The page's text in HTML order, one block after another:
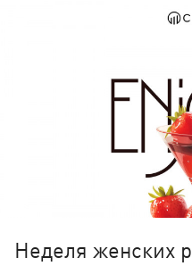
Неделя женских